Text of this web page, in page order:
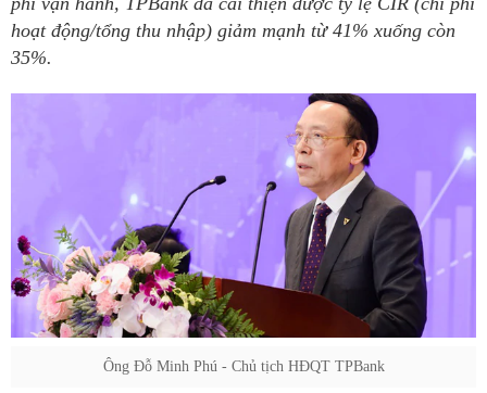
hoạt động/tổng thu nhập) giảm mạnh từ 41% xuống còn
35%.
Ông Đỗ Minh Phú - Chủ tịch HĐQT TPBank